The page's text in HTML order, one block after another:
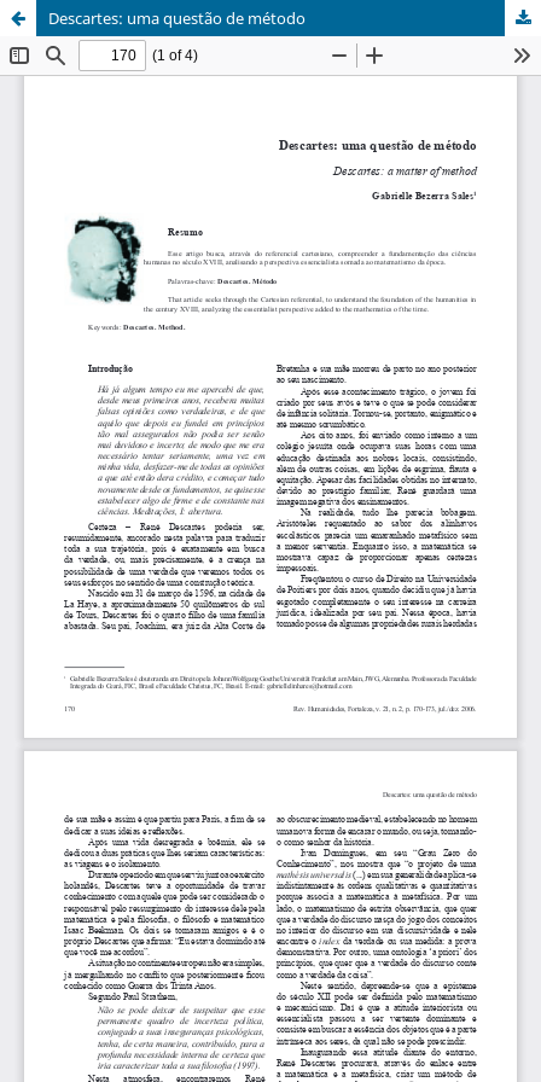
Descartes: uma questão de método